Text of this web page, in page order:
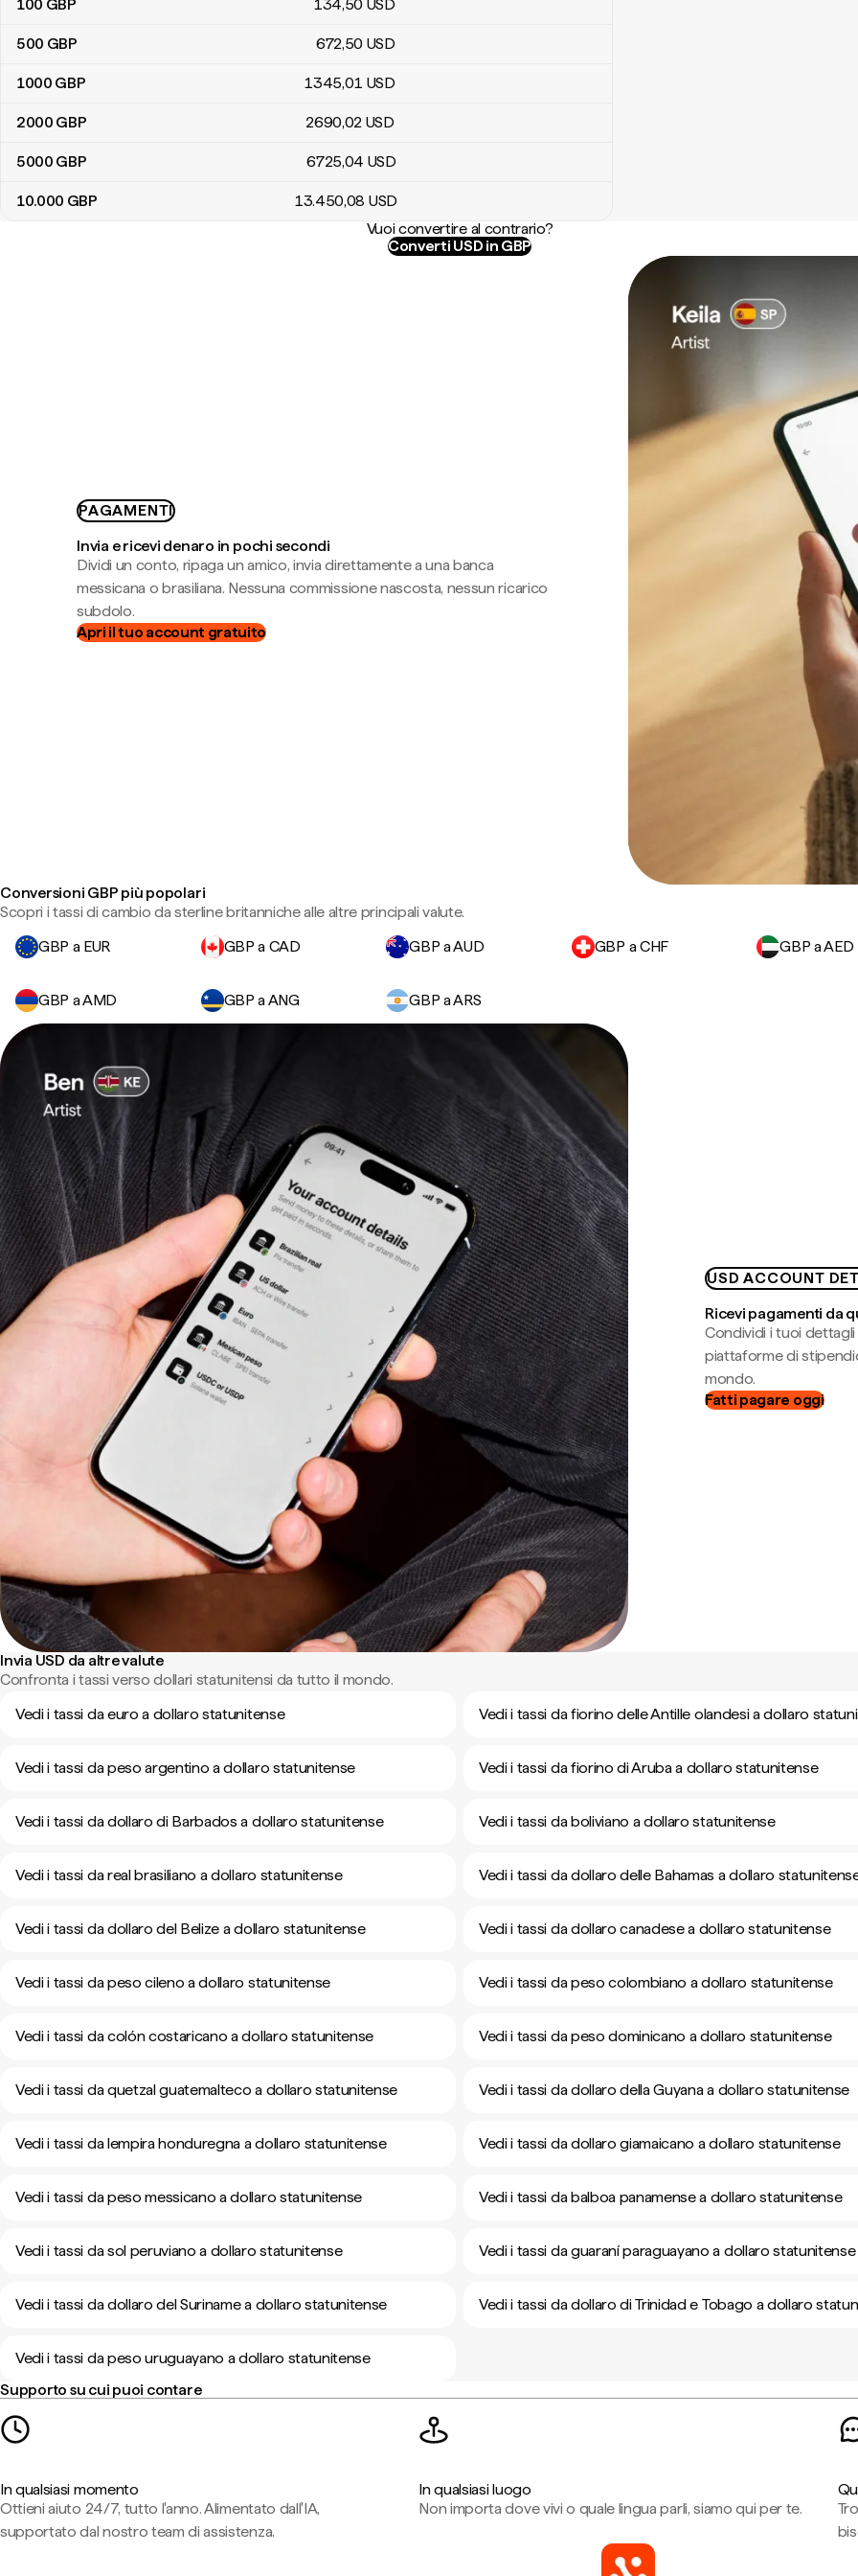
100 GBP 134,50 USD
500 GBP 672,50 USD
1000 GBP 1345,01 USD
2000 GBP 2690,02 USD
5000 GBP 6725,04 USD
10.000 GBP 13.450,08 USD
Vuoi convertire al contrario?
Converti USD in GBP
PAGAMENTI
Invia e ricevi denaro in pochi secondi
Dividi un conto, ripaga un amico, invia direttamente a una banca
messicana o brasiliana. Nessuna commissione nascosta, nessun ricarico
subdolo.
Apri il tuo account gratuito
Conversioni GBP più popolari
Scopri i tassi di cambio da sterline britanniche alle altre principali valute.
GBP a EUR
GBP a CAD GBP a AUD GBP a CHF GBP a AED
GBP a AMD GBP a ANG GBP a ARS
USD ACCOUNT
Ricevi pagamenti da
Condividi i tuoi dettagli
piattaforme di
mondo.
Fatti pagare oggi
Invia USD da altre valute
Confronta i tassi verso dollari statunitensi da tutto il mondo.
Vedi i tassi da euro a dollaro statunitense
Vedi i tassi da fiorino delle Antille olandesi a dollaro
Vedi i tassi da peso argentino a dollaro statunitense Vedi i tassi da fiorino di Aruba a dollaro statunitense
Vedi i tassi da dollaro di Barbados a dollaro statunitense Vedi i tassi da boliviano a dollaro statunitense
Vedi i tassi da real brasiliano a dollaro statunitense Vedi i tassi da dollaro delle Bahamas a dollaro
Vedi i tassi da dollaro del Belize a dollaro statunitense Vedi i tassi da dollaro canadese a dollaro statunitense
Vedi i tassi da peso cileno a dollaro statunitense Vedi i tassi da peso colombiano a dollaro statunitense
Vedi i tassi da colón costaricano a dollaro statunitense Vedi i tassi da peso dominicano a dollaro statunitense
Vedi i tassi da quetzal guatemalteco a dollaro statunitense Vedi i tassi da dollaro della Guyana a dollaro statunitense
Vedi i tassi da lempira honduregna a dollaro statunitense Vedi i tassi da dollaro giamaicano a dollaro statunitense
Vedi i tassi da peso messicano a dollaro statunitense Vedi i tassi da balboa panamense a dollaro statunitense
Vedi i tassi da sol peruviano a dollaro statunitense Vedi i tassi da guaraní paraguayano a dollaro statunitense
Vedi i tassi da dollaro del Suriname a dollaro statunitense Vedi i tassi da dollaro di Trinidad e Tobago a dollaro
Vedi i tassi da peso uruguayano a dollaro statunitense
Supporto su cui puoi contare
In qualsiasi momento
Ottieni aiuto 24/7, tutto l'anno. Alimentato dall'IA,
supportato dal nostro team di assistenza.
In qualsiasi luogo
Non importa dove vivi o quale lingua parli, siamo qui per te.